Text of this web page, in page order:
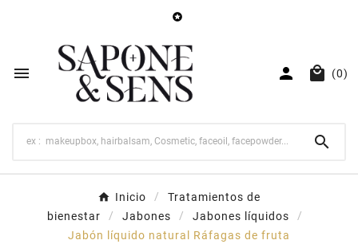

   (0)

Inicio
Tratamientos de
bienestar
Jabones
Jabones líquidos
Jabón líquido natural Ráfagas de fruta